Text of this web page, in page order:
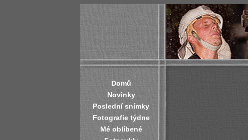
Domů
Novinky
Poslední snímky
Fotografie týdne
Mé oblíbené